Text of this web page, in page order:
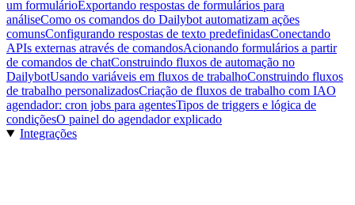
um formulárioExportando respostas de formulários para
análiseComo os comandos do Dailybot automatizam ações
comunsConfigurando respostas de texto predefinidasConectando
APIs externas através de comandosAcionando formulários a partir
de comandos de chatConstruindo fluxos de automação no
DailybotUsando variáveis em fluxos de trabalhoConstruindo fluxos
de trabalho personalizadosCriação de fluxos de trabalho com IAO
agendador: cron jobs para agentesTipos de triggers e lógica de
condiçõesO painel do agendador explicado
Integrações